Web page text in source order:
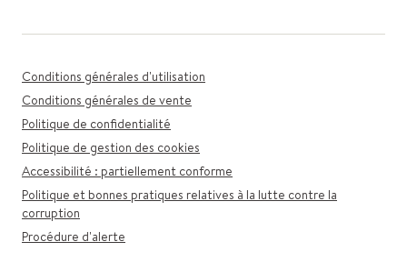
Conditions générales d'utilisation
Conditions générales de vente
Politique de confidentialité
Politique de gestion des cookies
Accessibilité : partiellement conforme
Politique et bonnes pratiques relatives à la lutte contre la
corruption
Procédure d'alerte